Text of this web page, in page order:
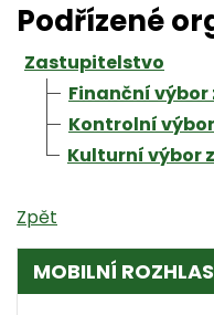
Podřízené
Zastupitelstvo
Finanční
Kontrolní
Kulturní výbor
Zpět
MOBILNÍ ROZHLAS